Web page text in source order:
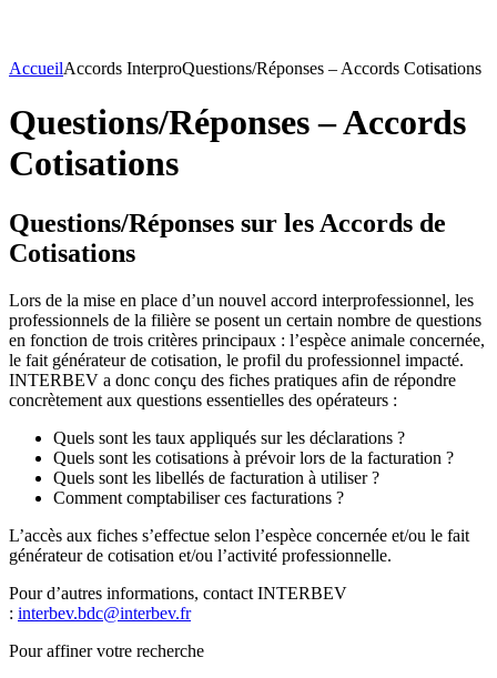
AccueilAccords InterproQuestions/Réponses – Accords Cotisations
Questions/Réponses – Accords
Cotisations
Questions/Réponses sur les Accords de
Cotisations
Lors de la mise en place d’un nouvel accord interprofessionnel, les
professionnels de la filière se posent un certain nombre de questions
en fonction de trois critères principaux : l’espèce animale concernée,
le fait générateur de cotisation, le profil du professionnel impacté.
INTERBEV a donc conçu des fiches pratiques afin de répondre
concrètement aux questions essentielles des opérateurs :
Quels sont les taux appliqués sur les déclarations ?
Quels sont les cotisations à prévoir lors de la facturation ?
Quels sont les libellés de facturation à utiliser ?
Comment comptabiliser ces facturations ?
L’accès aux fiches s’effectue selon l’espèce concernée et/ou le fait
générateur de cotisation et/ou l’activité professionnelle.
Pour d’autres informations, contact INTERBEV
: interbev.bdc@interbev.fr
Pour affiner votre recherche